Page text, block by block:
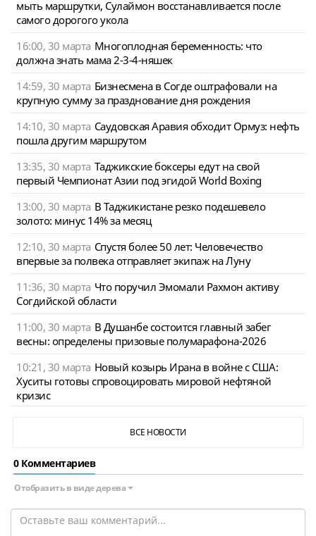
мыть маршрутки, Сулаймон восстанавливается после
самого дорогого укола
16:00, 30 марта Многоплодная беременность: что
должна знать мама 2-3-4-няшек
14:59, 30 марта Бизнесмена в Согде оштрафовали на
крупную сумму за празднование дня рождения
14:10, 30 марта Саудовская Аравия обходит Ормуз: нефть
пошла другим маршрутом
13:35, 30 марта Таджикские боксеры едут на свой
первый Чемпионат Азии под эгидой World Boxing
13:00, 30 марта В Таджикистане резко подешевело
золото: минус 14% за месяц
12:10, 30 марта Спустя более 50 лет: Человечество
впервые за полвека отправляет экипаж на Луну
11:36, 30 марта Что поручил Эмомали Рахмон активу
Согдийской области
11:00, 30 марта В Душанбе состоится главный забег
весны: определены призовые полумарафона-2026
10:21, 30 марта Новый козырь Ирана в войне с США:
Хуситы готовы спровоцировать мировой нефтяной
кризис
ВСЕ НОВОСТИ
0 Комментариев
Отобразить в виде дерева